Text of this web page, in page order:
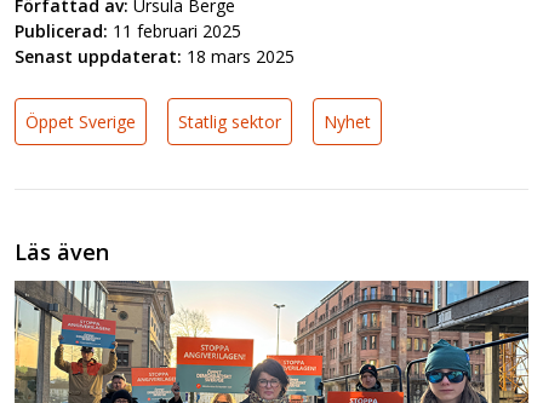
Författad av: Ursula Berge
Publicerad: 11 februari 2025
Senast uppdaterat: 18 mars 2025
Öppet Sverige Statlig sektor Nyhet
Läs även